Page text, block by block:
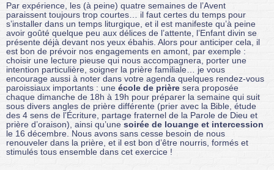
Par expérience, les (à peine) quatre semaines de l’Avent
paraissent toujours trop courtes… il faut certes du temps pour
s’installer dans un temps liturgique, et il est manifeste qu’à peine
avoir goûté quelque peu aux délices de l’attente, l’Enfant divin se
présente déjà devant nos yeux ébahis. Alors pour anticiper cela, il
est bon de prévoir nos engagements en amont, par exemple :
choisir une lecture pieuse qui nous accompagnera, porter une
intention particulière, soigner la prière familiale… je vous
encourage aussi à noter dans votre agenda quelques rendez-vous
paroissiaux importants : une école de prière sera proposée
chaque dimanche de 18h à 19h pour préparer la semaine qui suit
sous divers angles de prière différente (prier avec la Bible, étude
des 4 sens de l’Écriture, partage fraternel de la Parole de Dieu et
prière d’oraison), ainsi qu’une soirée de louange et intercession
le 16 décembre. Nous avons sans cesse besoin de nous
renouveler dans la prière, et il est bon d’être nourris, formés et
stimulés tous ensemble dans cet exercice !